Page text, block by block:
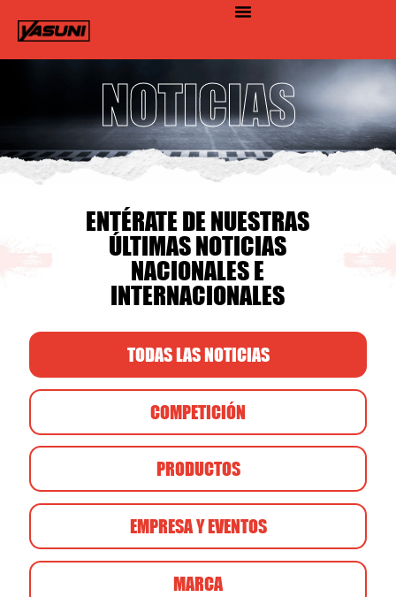
NOTICIAS
ENTÉRATE DE NUESTRAS
ÚLTIMAS NOTICIAS
NACIONALES E
INTERNACIONALES
TODAS LAS NOTICIAS
COMPETICIÓN
PRODUCTOS
EMPRESA Y EVENTOS
MARCA